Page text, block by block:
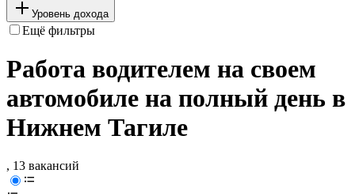
Уровень дохода
Ещё фильтры
Работа водителем на своем
автомобиле на полный день в
Нижнем Тагиле
, 13 вакансий